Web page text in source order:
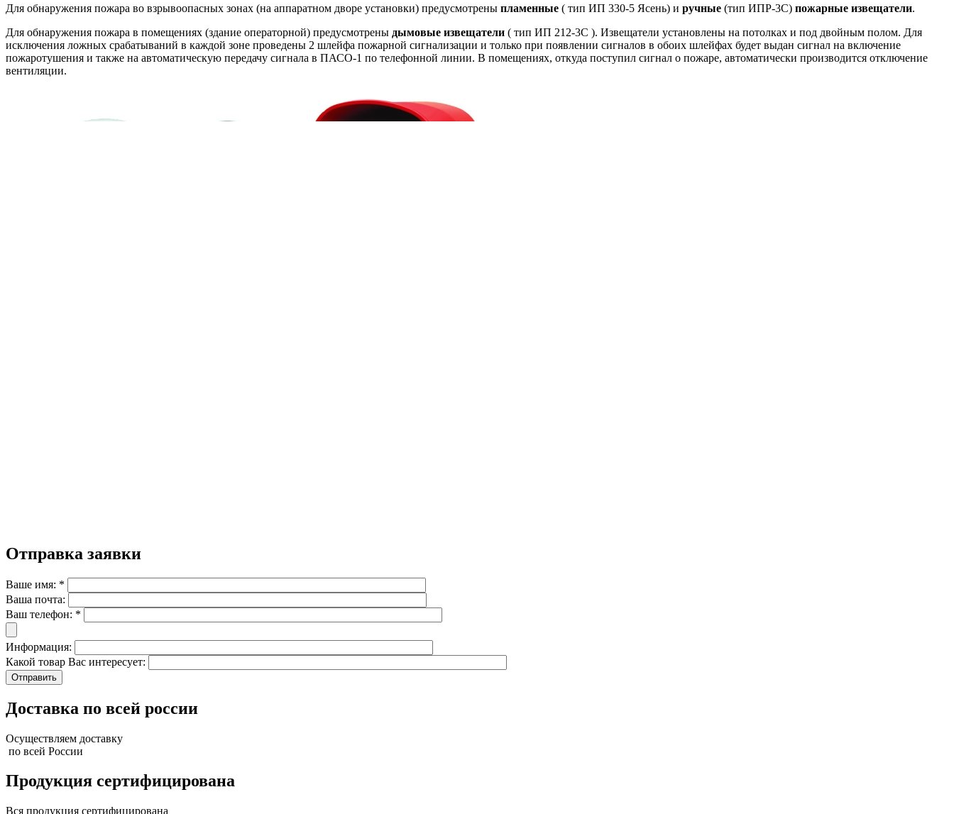
Для обнаружения пожара во взрывоопасных зонах (на аппаратном дворе установки) предусмотрены пламенные ( тип ИП 330-5 Ясень) и ручные (тип ИПР-3С) пожарные извещатели.
Для обнаружения пожара в помещениях (здание операторной) предусмотрены дымовые извещатели ( тип ИП 212-3С ). Извещатели установлены на потолках и под двойным полом. Для
исключения ложных срабатываний в каждой зоне проведены 2 шлейфа пожарной сигнализации и только при появлении сигналов в обоих шлейфах будет выдан сигнал на включение
пожаротушения и также на автоматическую передачу сигнала в ПАСО-1 по телефонной линии. В помещениях, откуда поступил сигнал о пожаре, автоматически производится отключение
вентиляции.
Отправка заявки
Ваше имя: *
Ваша почта:
Ваш телефон: *
Информация:
Какой товар Вас интересует:
Доставка по всей россии
Осуществляем доставку
по всей России
Продукция сертифицирована
Вся продукция сертифицирована